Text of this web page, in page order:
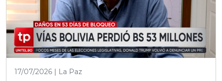
17/07/2026 | La Paz